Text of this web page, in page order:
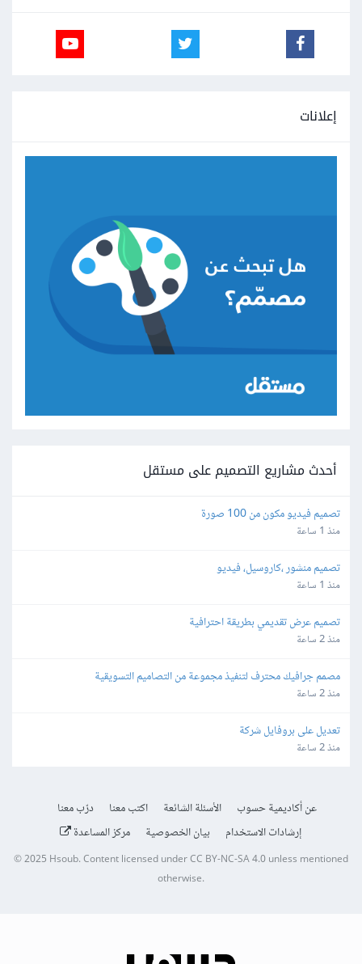
إعلانات
أحدث مشاريع التصميم على مستقل
تصميم فيديو مكون من 100 صورة
منذ 1 ساعة
تصميم منشور ،كاروسيل، فيديو
منذ 1 ساعة
تصميم عرض تقديمي بطريقة احترافية
منذ 2 ساعة
مصمم جرافيك محترف لتنفيذ مجموعة من التصاميم التسويقية
منذ 2 ساعة
تعديل على بروفايل شركة
منذ 2 ساعة
عن أكاديمية حسوب الأسئلة الشائعة اكتب معنا
درّب معنا
إرشادات الاستخدام
بيان الخصوصية مركز المساعدة
© 2025 Hsoub.Content licensed underCC BY-NC-SA 4.0unless mentioned
otherwise.